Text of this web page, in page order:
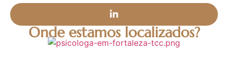
Onde estamos localizados?